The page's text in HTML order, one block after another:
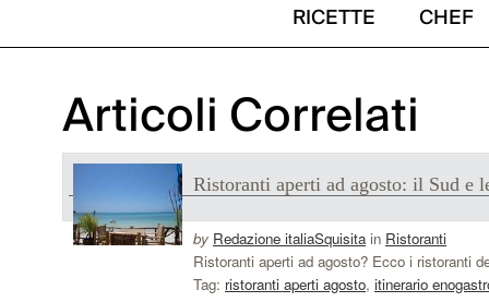
RICETTE CHEF
Articoli Correlati
Ristoranti aperti ad agosto: il Sud e
by Redazione italiaSquisitain Ristoranti
Ristoranti aperti ad agosto? Ecco i ristoranti
Tag: ristoranti aperti agosto, itinerario